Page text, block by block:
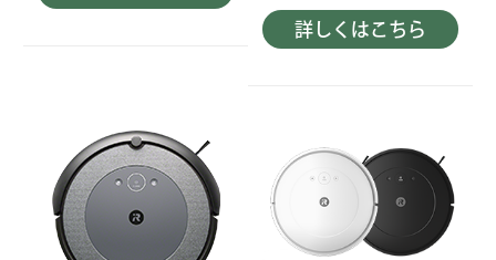
詳しくはこちら